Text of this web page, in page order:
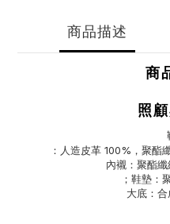
商品描述
商
照
：人造皮革 100%，聚酯
內襯：聚酯纖
；鞋墊：
大底：